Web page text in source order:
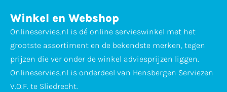
Winkel en Webshop
Onlineservies.nl is dé online servieswinkel met het
grootste assortiment en de bekendste merken, tegen
prijzen die ver onder de winkel adviesprijzen liggen.
Onlineservies.nl is onderdeel van Hensbergen Serviezen
V.O.F. te Sliedrecht.